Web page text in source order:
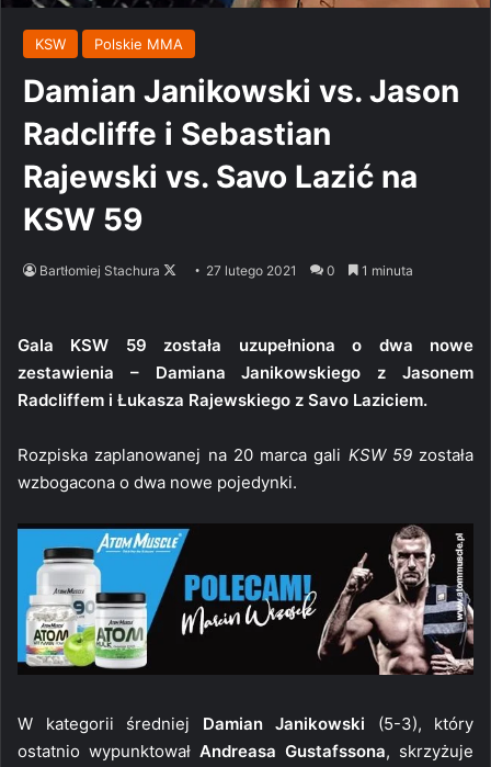
KSW Polskie MMA
Damian Janikowski vs. Jason
Radcliffe i Sebastian
Rajewski vs. Savo Lazić na
KSW 59
Bartłomiej Stachura
Follow27 lutego 2021 0 1 minuta
Gala KSW 59 została uzupełniona o dwa nowe
zestawienia – Damiana Janikowskiego z Jasonem
Radcliffem i Łukasza Rajewskiego z Savo Laziciem.
Rozpiska zaplanowanej na 20 marca gali KSW 59została
wzbogacona o dwa nowe pojedynki.
W kategorii średniej Damian Janikowski (5-3), który
ostatnio wypunktował Andreasa Gustafssona, skrzyżuje